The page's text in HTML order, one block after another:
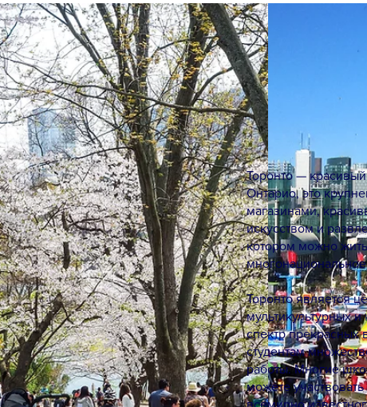
Торонто —
Онтарио, это
магазинами,
искусством и
котором можно
Торонто является
мультикультурных
спектр прекрасных
студентам
работы. Многие
можете
всемирно